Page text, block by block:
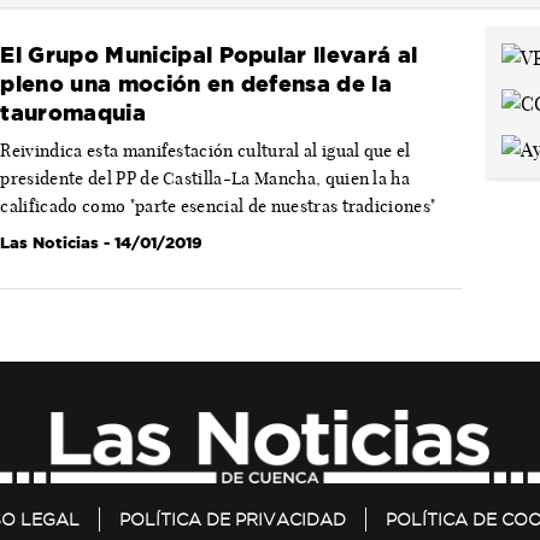
El Grupo Municipal Popular llevará al
pleno una moción en defensa de la
tauromaquia
Reivindica esta manifestación cultural al igual que el
presidente del PP de Castilla-La Mancha, quien la ha
calificado como "parte esencial de nuestras tradiciones"
Las Noticias - 14/01/2019
LEGAL POLÍTICA DE PRIVACIDAD POLÍTICA DE